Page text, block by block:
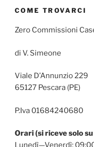
COME TROVARCI
Zero Commissioni
di V. Simeone
Viale D’Annunzio 229
65127 Pescara (PE)
P.Iva 01684240680
Orari (si riceve solo
Lunedì—Venerdì: